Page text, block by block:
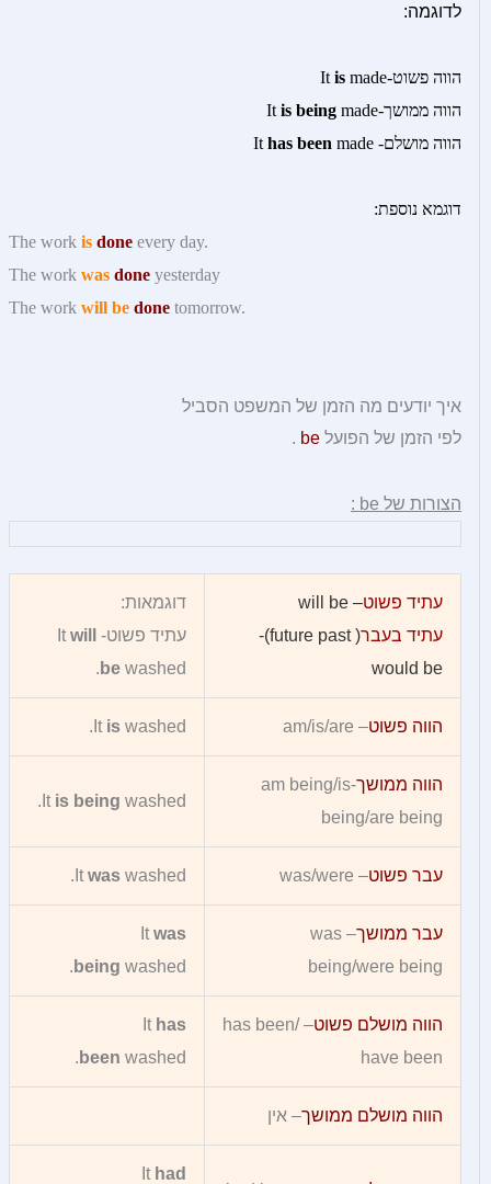
לדוגמה:
הווה פשוט-It is made
הווה ממושך-It
is being made
הווה מושלם- It
has been made
דוגמא נוספת:
The work is done every day.
The work was done yesterday
The work will be done tomorrow.
איך יודעים מה הזמן של המשפט הסביל
לפי הזמן של הפועל be
.
הצורות של be
:
עתיד פשוט– will be
עתיד בעבר( future past)-
would be
דוגמאות:
עתיד פשוט- It
will
be washed.
הווה פשוט– am/is/are
It is washed.
הווה ממושך -am being/is
being/are being
It is being washed.
עבר פשוט– was/were
Itwas washed.
עבר ממושך
– was
being/were being
Itwas
being washed.
הווה מושלם פשוט
– has been/
have been
It has
been washed.
הווה מושלם ממושך– אין
It had